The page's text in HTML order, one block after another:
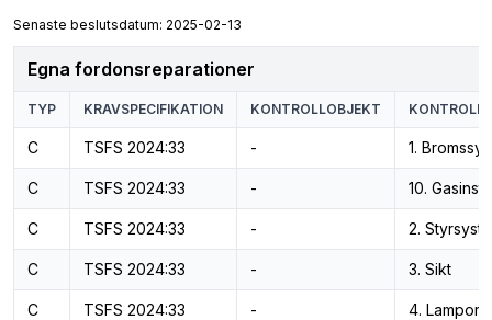
Senaste beslutsdatum: 2025-02-13
Egna fordonsreparationer
TYP KRAVSPECIFIKATION KONTROLLOBJEKT
C TSFS 2024:33 - 1.
C TSFS 2024:33 - 10.
C TSFS 2024:33 - 2.
C TSFS 2024:33 - 3. Sikt
C TSFS 2024:33 -
4. Lampor,